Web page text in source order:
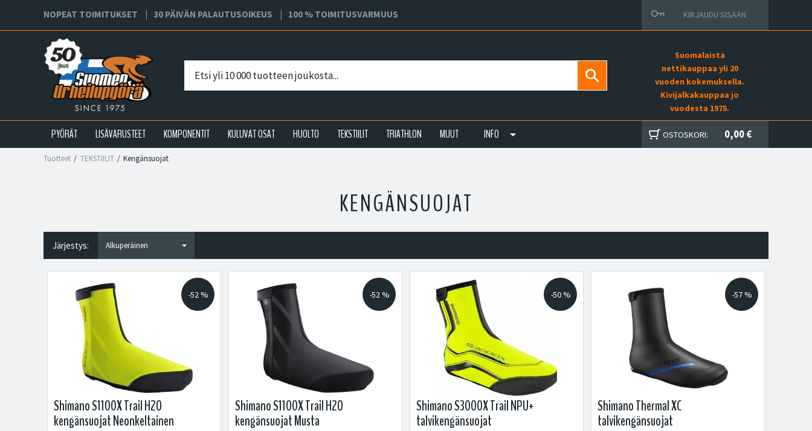
NOPEAT TOIMITUKSET 30 PÄIVÄN PALAUTUSOIKEUS 100 % TOIMITUSVARMUUS KIRJAUDU SISÄÄN
Suomalaista
nettikauppaa yli 20
vuoden kokemuksella.
Kivijalkakauppaa jo
vuodesta 1975.
PYÖRÄT LISÄVARUSTEET KOMPONENTIT KULUVAT OSAT HUOLTO TEKSTIILIT TRIATHLON MUUT INFO OSTOSKORI: 0,00 €
Tuotteet TEKSTIILIT Kengänsuojat
KENGÄNSUOJAT
Järjestys:
-52 %
Shimano S1100X Trail H2O
kengänsuojat Neonkeltainen
-52 %
Shimano S1100X Trail H2O
kengänsuojat Musta
-50 %
Shimano S3000X Trail NPU+
talvikengänsuojat
-57 %
Shimano Thermal XC
talvikengänsuojat